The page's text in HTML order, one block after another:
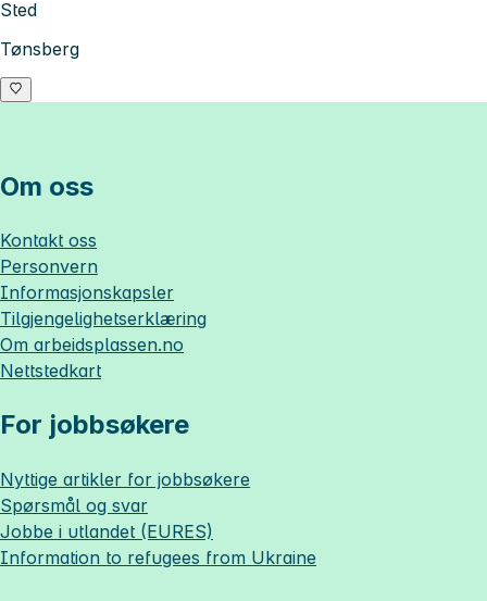
Sted
Tønsberg
Om oss
Kontakt oss
Personvern
Informasjonskapsler
Tilgjengelighetserklæring
Om arbeidsplassen.no
Nettstedkart
For jobbsøkere
Nyttige artikler for jobbsøkere
Spørsmål og svar
Jobbe i utlandet (EURES)
Information to refugees from Ukraine